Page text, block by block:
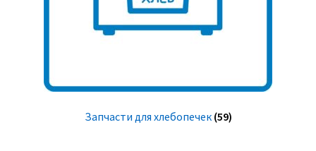
Запчасти для хлебопечек (59)